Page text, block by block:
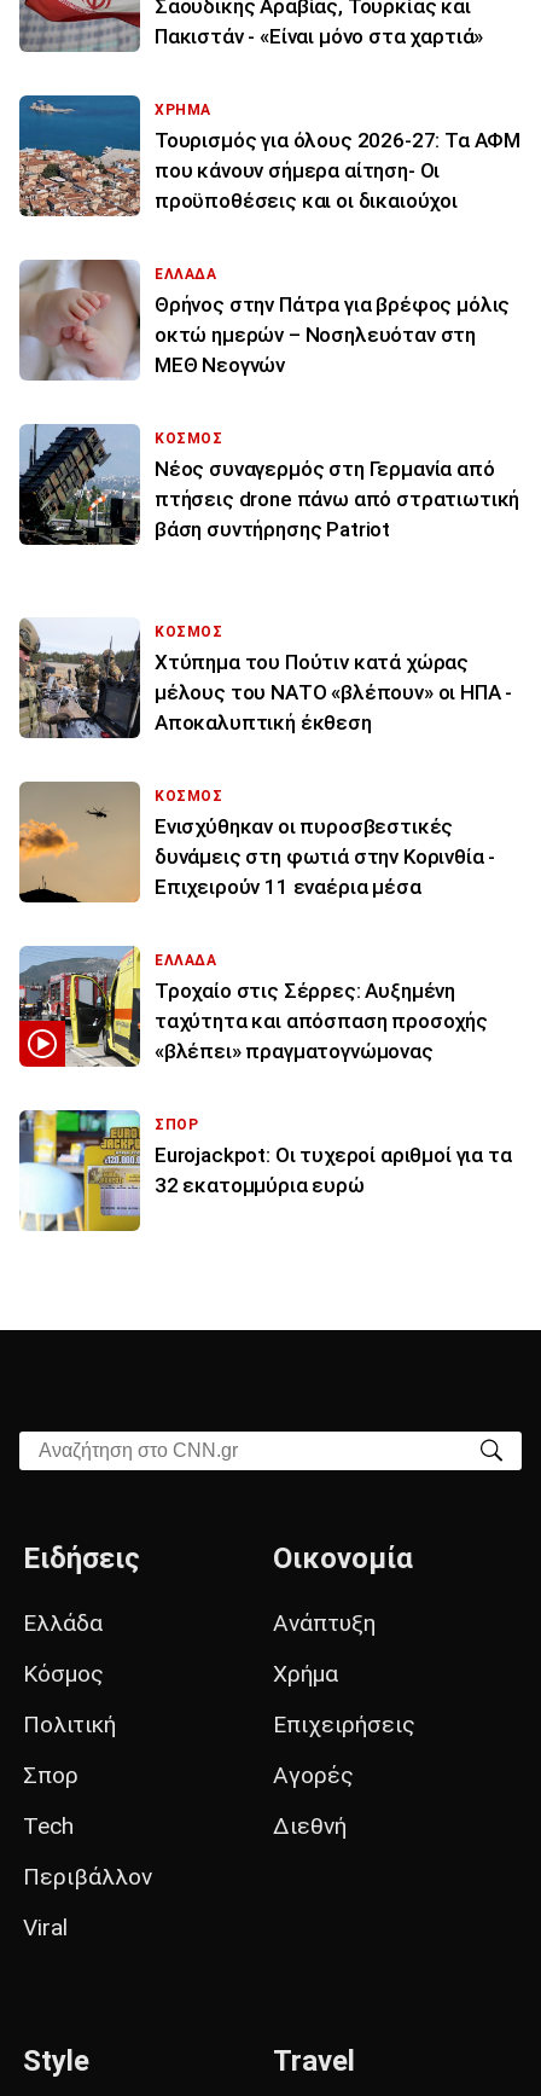
Σαουδικής Αραβίας, Τουρκίας και
Πακιστάν - «Είναι μόνο στα χαρτιά»
ΧΡΗΜΑ
Τουρισμός για όλους 2026-27: Τα ΑΦΜ
που κάνουν σήμερα αίτηση- Οι
προϋποθέσεις και οι δικαιούχοι
ΕΛΛΑΔΑ
Θρήνος στην Πάτρα για βρέφος μόλις
οκτώ ημερών – Νοσηλευόταν στη
ΜΕΘ Νεογνών
ΚΟΣΜΟΣ
Νέος συναγερμός στη Γερμανία από
πτήσεις drone πάνω από στρατιωτική
βάση συντήρησης Patriot
ΚΟΣΜΟΣ
Χτύπημα του Πούτιν κατά χώρας
μέλους του ΝΑΤΟ «βλέπουν» οι ΗΠΑ -
Αποκαλυπτική έκθεση
ΚΟΣΜΟΣ
Ενισχύθηκαν οι πυροσβεστικές
δυνάμεις στη φωτιά στην Κορινθία -
Επιχειρούν 11 εναέρια μέσα
ΕΛΛΑΔΑ
Τροχαίο στις Σέρρες: Αυξημένη
ταχύτητα και απόσπαση προσοχής
«βλέπει» πραγματογνώμονας
ΣΠΟΡ
Eurojackpot: Οι τυχεροί αριθμοί για τα
32 εκατoμμύρια ευρώ
Αναζήτηση στο CNN.gr
Ειδήσεις
Ελλάδα
Κόσμος
Πολιτική
Σπορ
Tech
Περιβάλλον
Viral
Οικονομία
Ανάπτυξη
Χρήμα
Επιχειρήσεις
Αγορές
Διεθνή
Style Travel